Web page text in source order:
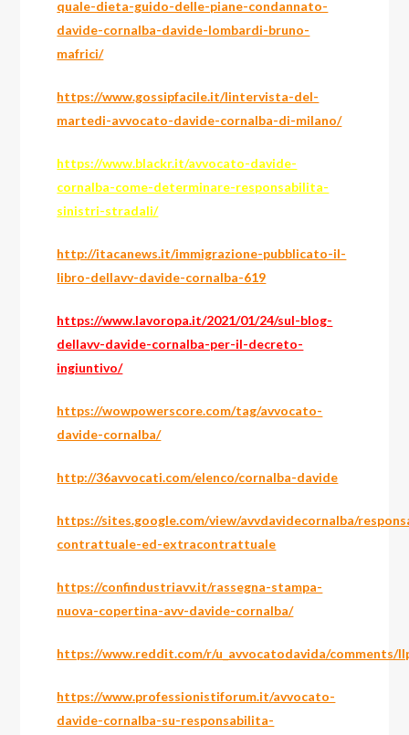
quale-dieta-guido-delle-piane-condannato-
davide-cornalba-davide-lombardi-bruno-
mafrici/
https://www.gossipfacile.it/lintervista-del-
martedi-avvocato-davide-cornalba-di-milano/
https://www.blackr.it/avvocato-davide-
cornalba-come-determinare-responsabilita-
sinistri-stradali/
http://itacanews.it/immigrazione-pubblicato-il-
libro-dellavv-davide-cornalba-619
https://www.lavoropa.it/2021/01/24/sul-blog-
dellavv-davide-cornalba-per-il-decreto-
ingiuntivo/
https://wowpowerscore.com/tag/avvocato-
davide-cornalba/
http://36avvocati.com/elenco/cornalba-davide
https://sites.google.com/view/avvdavidecornalba/
contrattuale-ed-extracontrattuale
https://confindustriavv.it/rassegna-stampa-
nuova-copertina-avv-davide-cornalba/
https://www.reddit.com/r/u_avvocatodavida/comments/
https://www.professionistiforum.it/avvocato-
davide-cornalba-su-responsabilita-